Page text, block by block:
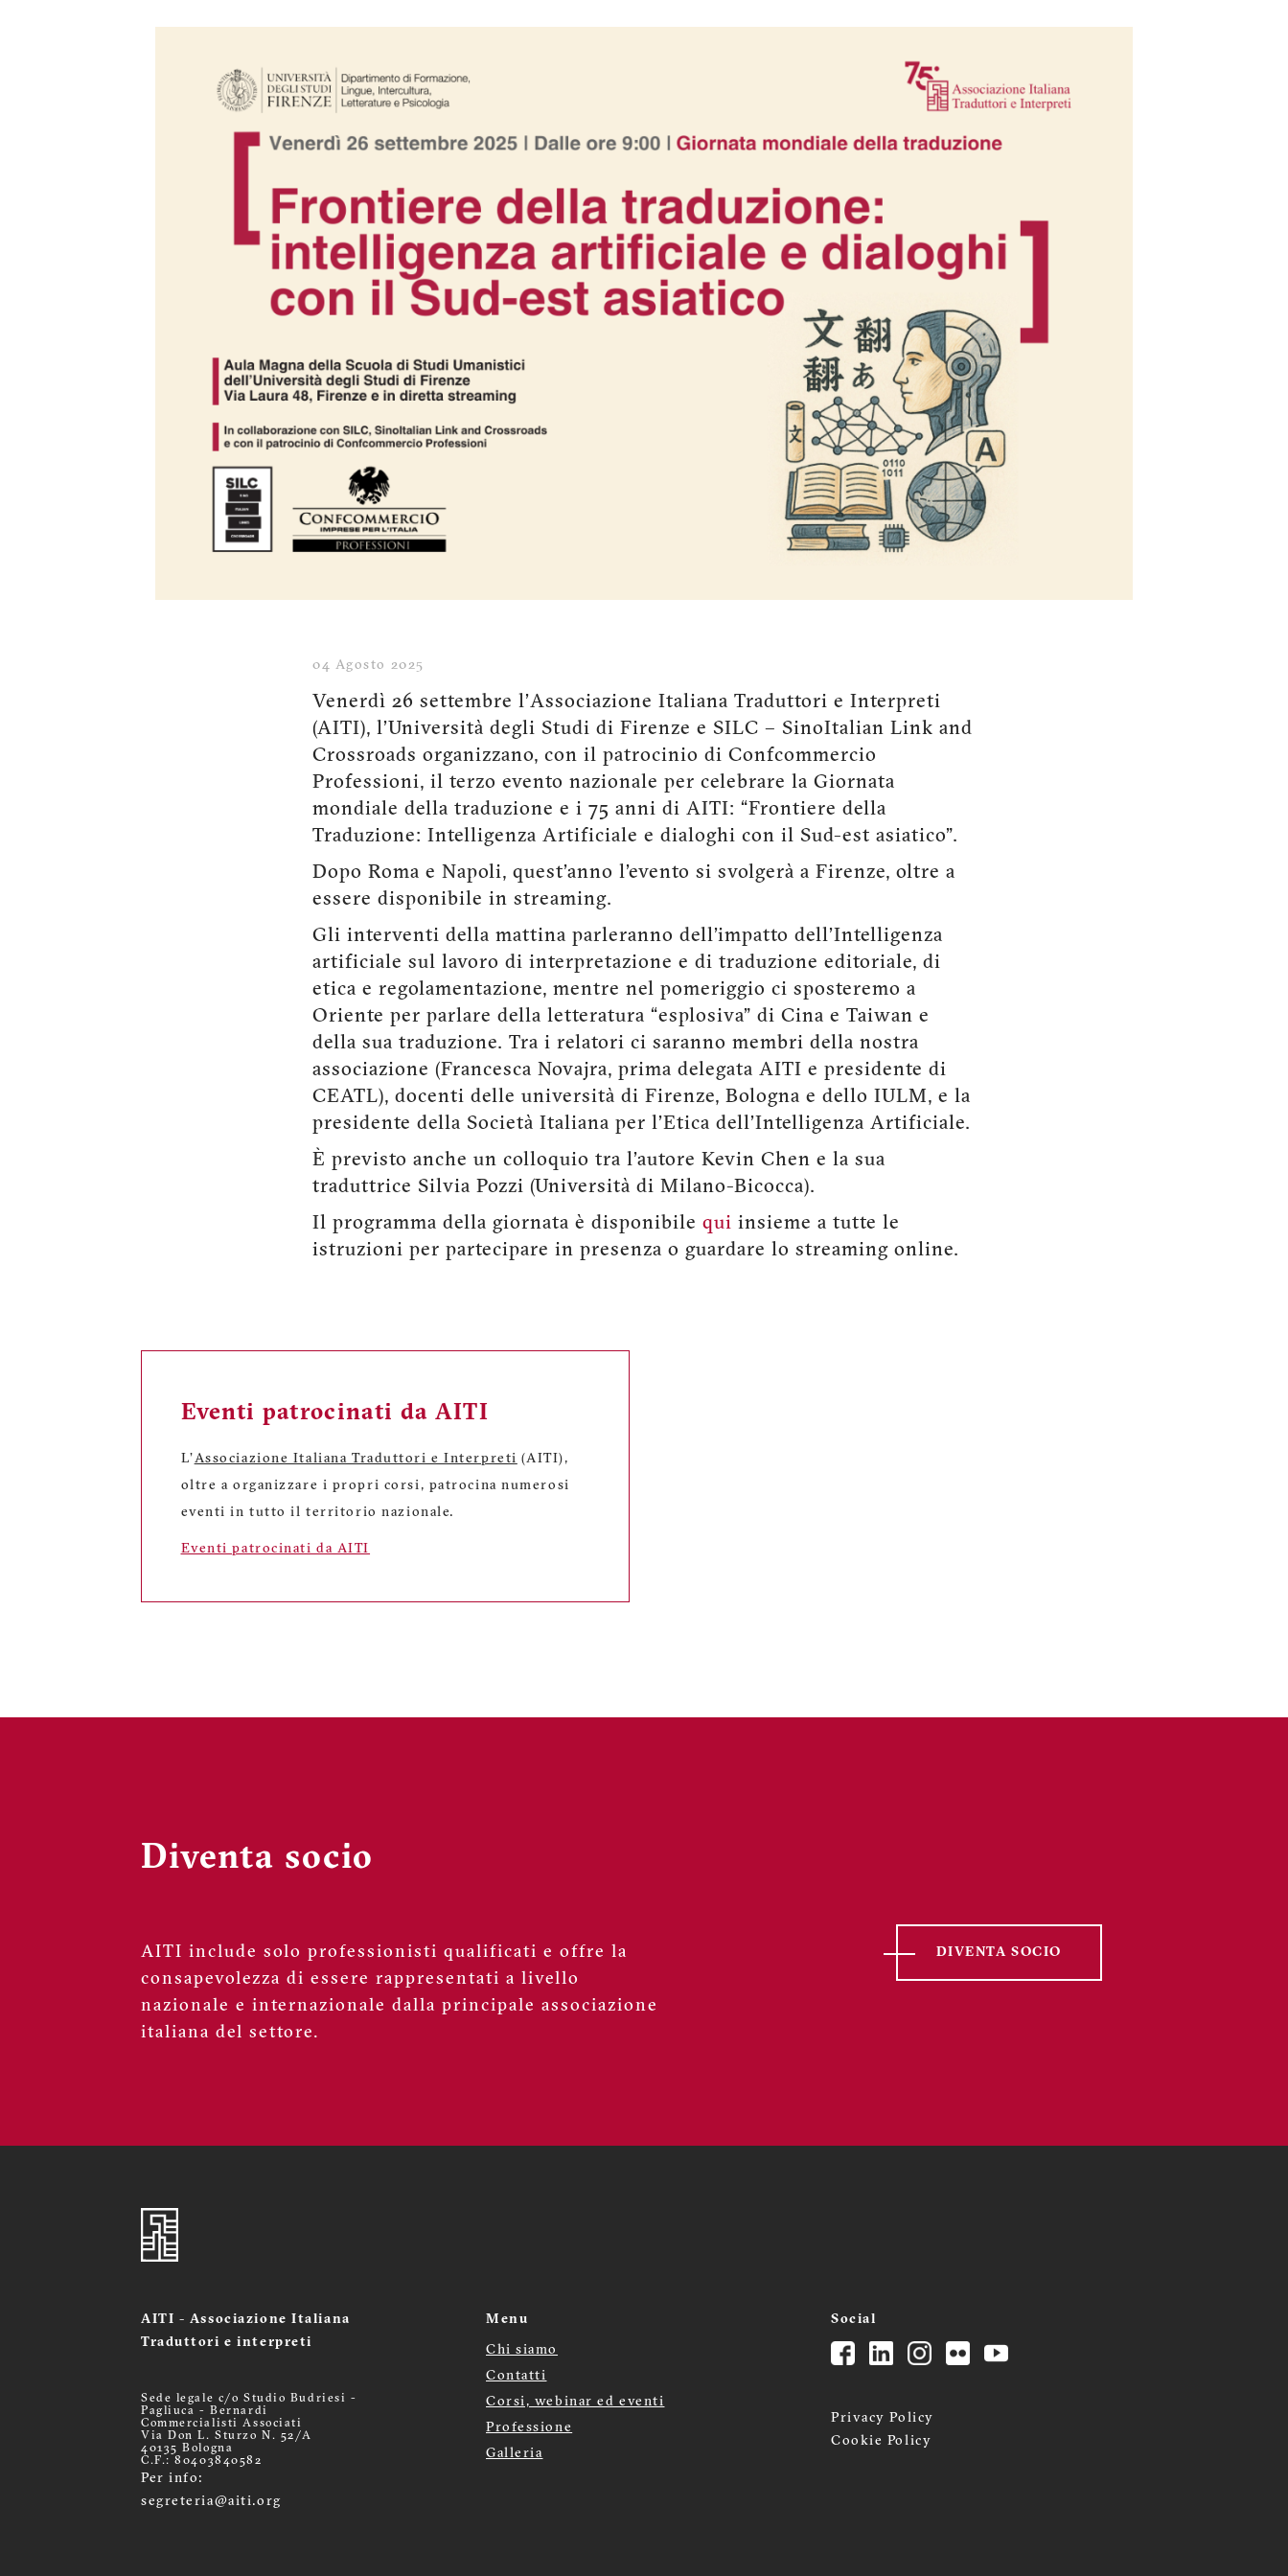
04 Agosto 2025
Venerdì 26 settembre l’Associazione Italiana Traduttori e Interpreti
(AITI), l’Università degli Studi di Firenze e SILC – SinoItalian Link and
Crossroads organizzano, con il patrocinio di Confcommercio
Professioni, il terzo evento nazionale per celebrare la Giornata
mondiale della traduzione e i 75 anni di AITI: “Frontiere della
Traduzione: Intelligenza Artificiale e dialoghi con il Sud-est asiatico”.
Dopo Roma e Napoli, quest’anno l’evento si svolgerà a Firenze, oltre a
essere disponibile in streaming.
Gli interventi della mattina parleranno dell’impatto dell’Intelligenza
artificiale sul lavoro di interpretazione e di traduzione editoriale, di
etica e regolamentazione, mentre nel pomeriggio ci sposteremo a
Oriente per parlare della letteratura “esplosiva” di Cina e Taiwan e
della sua traduzione. Tra i relatori ci saranno membri della nostra
associazione (Francesca Novajra, prima delegata AITI e presidente di
CEATL), docenti delle università di Firenze, Bologna e dello IULM, e la
presidente della Società Italiana per l’Etica dell’Intelligenza Artificiale.
È previsto anche un colloquio tra l’autore Kevin Chen e la sua
traduttrice Silvia Pozzi (Università di Milano-Bicocca).
Il programma della giornata è disponibile qui insieme a tutte le
istruzioni per partecipare in presenza o guardare lo streaming online.
Eventi patrocinati da AITI
L'Associazione Italiana Traduttori e Interpreti (AITI),
oltre a organizzare i propri corsi, patrocina numerosi
eventi in tutto il territorio nazionale.
Eventi patrocinati da AITI
Diventa socio
AITI include solo professionisti qualificati e offre la
consapevolezza di essere rappresentati a livello
nazionale e internazionale dalla principale associazione
italiana del settore.
DIVENTA SOCIO
AITI - Associazione Italiana
Traduttori e interpreti
Sede legale c/o Studio Budriesi -
Pagliuca - Bernardi
Commercialisti Associati
Via Don L. Sturzo N. 52/A
40135 Bologna
C.F.: 80403840582
Per info:
segreteria@aiti.org
Menu
Menù
footer
Chi siamo
Contatti
Corsi, webinar ed eventi
Professione
Galleria
Social
Privacy Policy
Cookie Policy